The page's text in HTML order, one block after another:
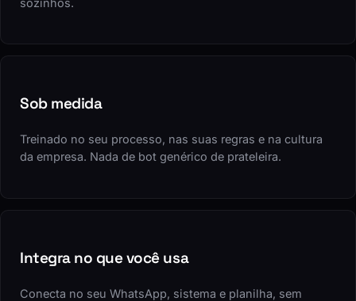
Sob medida
Treinado no seu processo, nas suas regras e na cultura
da empresa. Nada de bot genérico de prateleira.
Integra no que você usa
Conecta no seu WhatsApp, sistema e planilha, sem